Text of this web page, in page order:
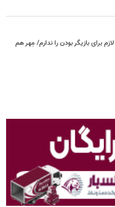
سوسن پرور: دیگر «عاشق» حرفه‌ام نیستم/ show off لازم برای بازیگر بودن را ندارم/ مِهر هم